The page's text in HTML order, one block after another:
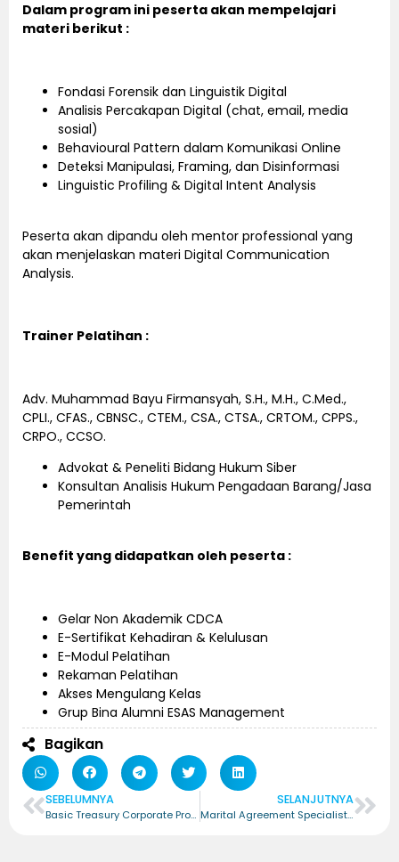
Dalam program ini peserta akan mempelajari
materi berikut :
Fondasi Forensik dan Linguistik Digital
Analisis Percakapan Digital (chat, email, media
sosial)
Behavioural Pattern dalam Komunikasi Online
Deteksi Manipulasi, Framing, dan Disinformasi
Linguistic Profiling & Digital Intent Analysis
Peserta akan dipandu oleh mentor professional yang
akan menjelaskan materi Digital Communication
Analysis.
Trainer Pelatihan :
Adv. Muhammad Bayu Firmansyah, S.H., M.H., C.Med.,
CPLI., CFAS., CBNSC., CTEM., CSA., CTSA., CRTOM., CPPS.,
CRPO., CCSO.
Advokat & Peneliti Bidang Hukum Siber
Konsultan Analisis Hukum Pengadaan Barang/Jasa
Pemerintah
Benefit yang didapatkan oleh peserta :
Gelar Non Akademik CDCA
E-Sertifikat Kehadiran & Kelulusan
E-Modul Pelatihan
Rekaman Pelatihan
Akses Mengulang Kelas
Grup Bina Alumni ESAS Management
Bagikan
SEBELUMNYA
Basic Treasury Corporate Professional – Certified Basic Treasury Corporate Professional (CBTCP)
SELANJUTNYA
Marital Agreement Specialist – Certified Marital Agreement Specialist (CMAS)